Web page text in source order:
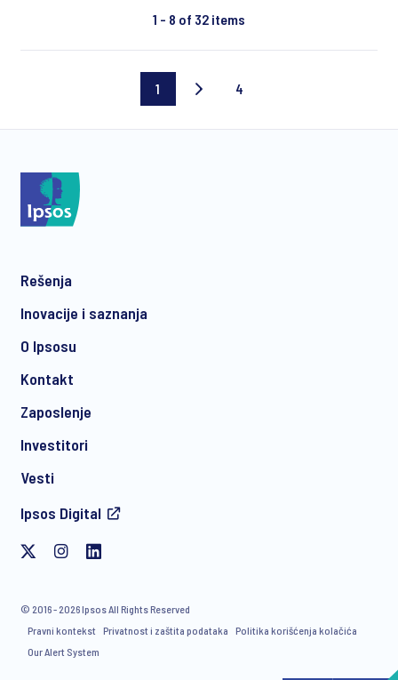
1 - 8 of 32 items
Current
1
Last
4
Rešenja
Inovacije i saznanja
O Ipsosu
Kontakt
Zaposlenje
Investitori
Vesti
Ipsos Digital
© 2016 - 2026 Ipsos All Rights Reserved
Pravni kontekst Privatnost i zaštita podataka
Politika korišćenja kolačića
Our Alert System